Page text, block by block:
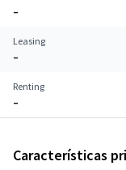
–
Leasing
–
Renting
–
Características